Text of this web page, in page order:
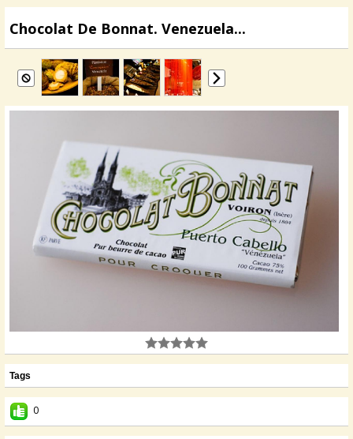
Chocolat De Bonnat. Venezuela...
Tags
0